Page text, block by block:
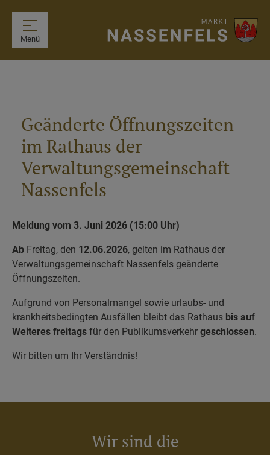
Menü
Geänderte Öffnungszeiten
im Rathaus der
Verwaltungsgemeinschaft
Nassenfels
Meldung vom 3. Juni 2026 (15:00 Uhr)
Ab Freitag, den 12.06.2026, gelten im Rathaus der
Verwaltungsgemeinschaft Nassenfels geänderte
Öffnungszeiten.
Aufgrund von Personalmangel sowie urlaubs- und
krankheitsbedingten Ausfällen bleibt das Rathaus bis auf
Weiteres freitags für den Publikumsverkehr geschlossen.
Wir bitten um Ihr Verständnis!
Wir sind die